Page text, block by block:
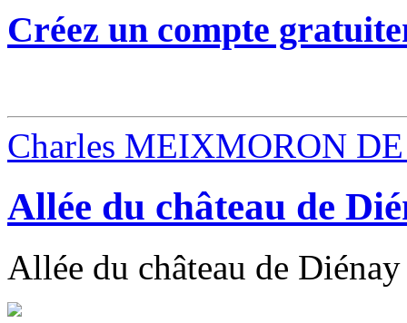
Créez un compte
Charles MEIXMORON
Allée du château de
Allée du château de